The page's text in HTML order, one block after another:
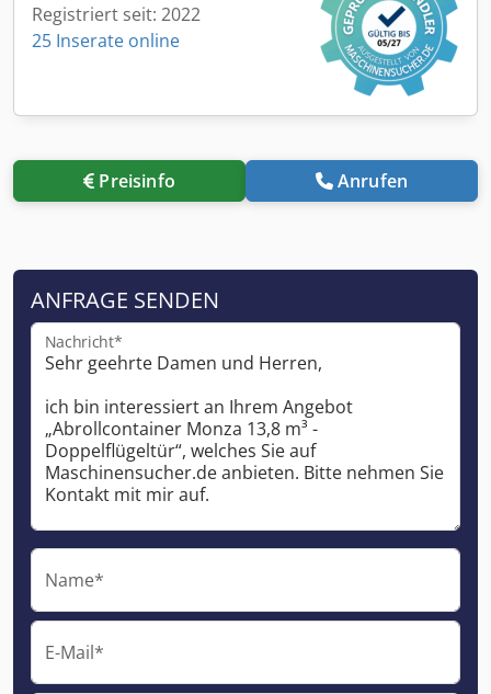
Registriert seit: 2022
25 Inserate online
Preisinfo Anrufen
ANFRAGE SENDEN
Nachricht*
Name*
E-Mail*